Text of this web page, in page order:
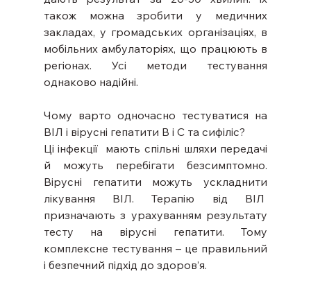
також можна зробити у медичних
закладах, у громадських організаціях, в
мобільних амбулаторіях, що працюють в
регіонах. Усі методи тестування
однаково надійні.
Чому варто одночасно тестуватися на
ВІЛ і вірусні гепатити B і С та сифіліс?
Ці інфекції  мають спільні шляхи передачі
й можуть перебігати безсимптомно.
Вірусні гепатити можуть ускладнити
лікування ВІЛ. Терапію від ВІЛ
призначають з урахуванням результату
тесту на вірусні гепатити. Тому
комплексне тестування – це правильний
і безпечний підхід до здоров’я.